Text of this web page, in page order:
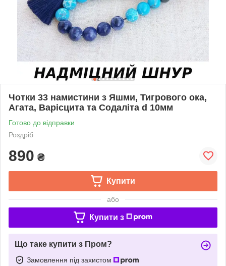
Чотки 33 намистини з Яшми, Тигрового ока,
Агата, Варісцита та Содаліта d 10мм
Готово до відправки
Роздріб
890 ₴
Купити
або
Купити з
Що таке купити з Пром?
Замовлення під захистом